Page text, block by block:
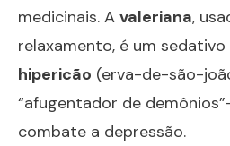
medicinais. A valeriana,
relaxamento, é um sedativo
hipericão (erva-de-são-
“afugentador de
combate a depressão.